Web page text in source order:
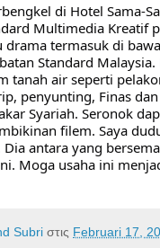
di Hotel Sama-
Multimedia Kreatif
drama termasuk di
Standard Malaysia.
tanah air seperti
penyunting, Finas
Syariah. Seronok
filem. Saya
Dia antara yang
Moga usaha ini
Subri στις Februari 17,